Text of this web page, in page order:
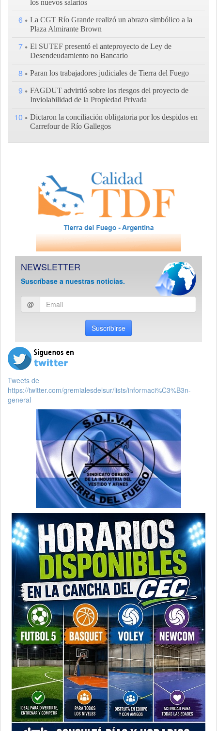
los nuevos salarios
6
La CGT Río Grande realizó un abrazo simbólico a la
Plaza Almirante Brown
7
El SUTEF presentó el anteproyecto de Ley de
Desendeudamiento no Bancario
8 Paran los trabajadores judiciales de Tierra del Fuego
9
FAGDUT advirtió sobre los riesgos del proyecto de
Inviolabilidad de la Propiedad Privada
10
Dictaron la conciliación obligatoria por los despidos en
Carrefour de Río Gallegos
NEWSLETTER
Suscríbase a nuestras noticias.
Ingresar
email
@
Suscribirse
Tweets de
https://twitter.com/gremialesdelsur/lists/informaci%C3%B3n-
general